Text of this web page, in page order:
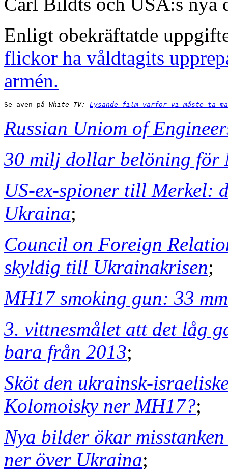
Enligt obekräftatde
flickor ha våldtagits
armén.
Se även på White TV: Lysande film varför vi måste ta
Russian Uniom of
30 milj dollar belöning för
US-ex-spioner till Merkel:
Ukraina;
Council on Foreign
skyldig till Ukrainakrisen;
MH17 smoking gun: 33
3. vittnesmålet att det låg
bara från 2013;
Sköt den ukrainsk-
Kolomoisky ner MH17?;
Nya bilder ökar
ner över Ukraina;